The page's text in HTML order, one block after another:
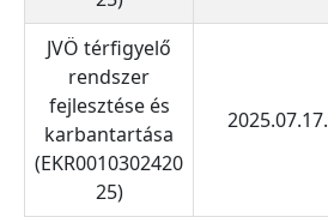
JVÖ térfigyelő
rendszer
fejlesztése és
karbantartása
(EKR0010302420
25)
2025.07.17.